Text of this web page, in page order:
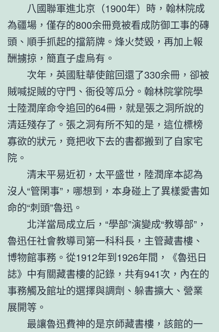
八國聯軍進北京（1900年）時，翰林院成
為疆場，僅存的800余冊竟被看成防御工事的磚
頭、順手抓起的擋箭牌。烽火焚毀，再加上報
酬擄掠，簡直子虛烏有。
次年，英國駐華使館回還了330余冊，卻被
賊喊捉賊的守門、衙役等瓜分。翰林院掌院學
士陸潤庠命令追回的64冊，就是張之洞所說的
清廷殘存了。張之洞有所不知的是，這位標榜
寡欲的狀元，竟把收下去的書都搬到了自家宅
院。
清末平易近初，太平盛世，陸潤庠本認為
沒人“管閑事”，哪想到，本身碰上了異樣愛書如
命的“刺頭”魯迅。
北洋當局成立后，“學部”演變成“教導部”，
魯迅任社會教導司第一科科長，主管藏書樓、
博物館事務。從1912年到1926年間，《魯迅日
誌》中有關藏書樓的記錄，共有941次，內在的
事務觸及館址的選擇與調劑、躲書擴大、營業
展開等。
最讓魯迅費神的是京師藏書樓，該館的一